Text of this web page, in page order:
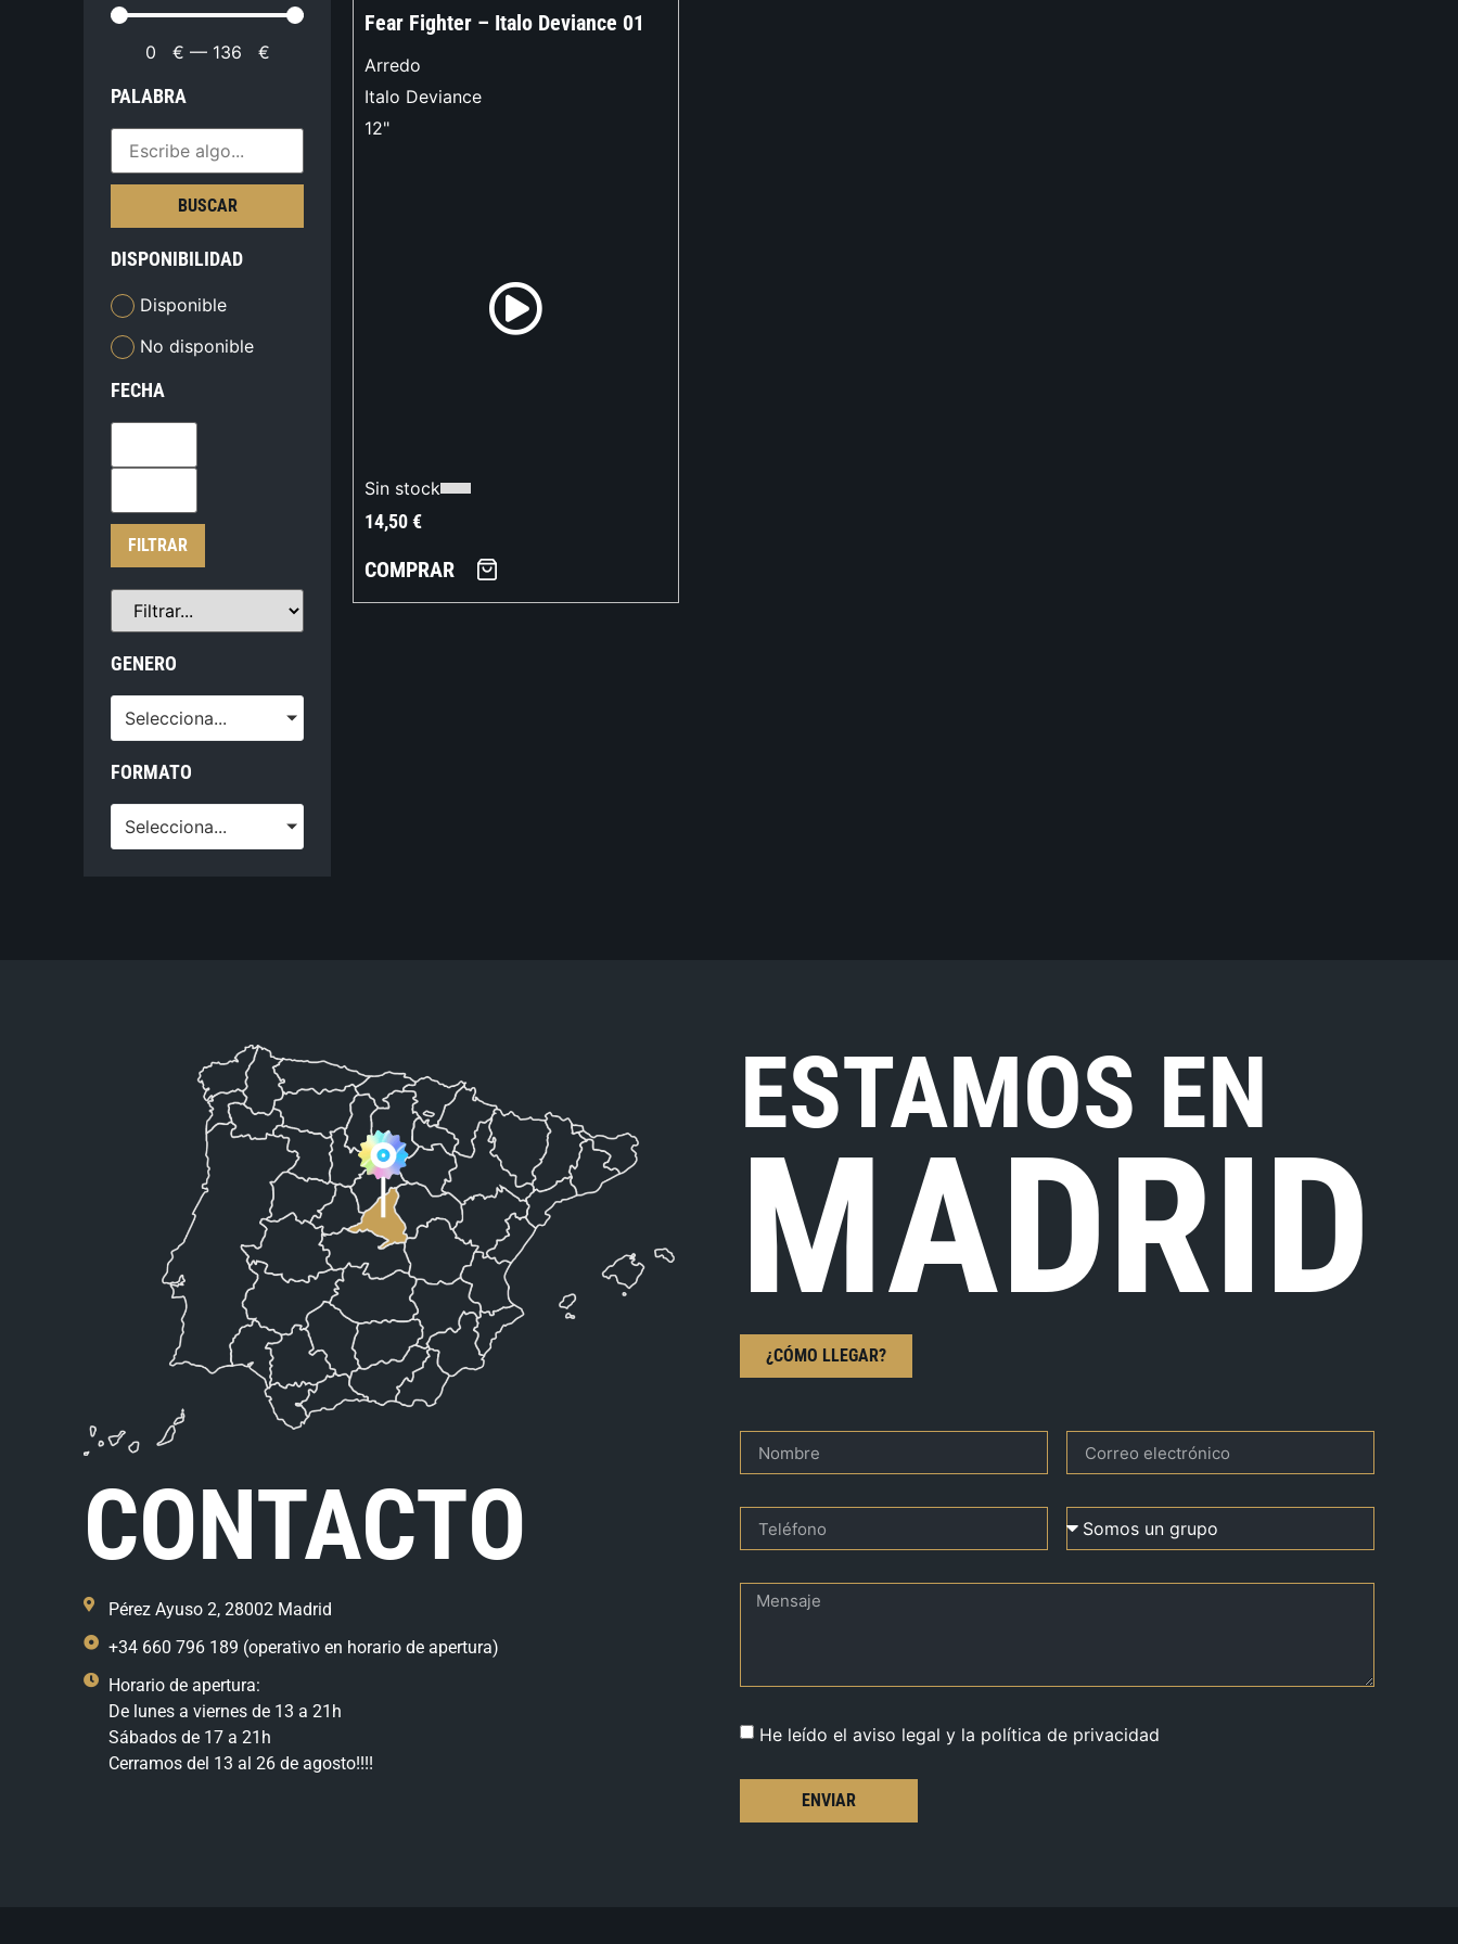
0 € — 136 €
PALABRA
BUSCAR
DISPONIBILIDAD
Disponible
No disponible
FECHA
FILTRAR
GENERO
Selecciona...
FORMATO
Selecciona...
Fear Fighter – Italo Deviance 01
Arredo
Italo Deviance
12"
Sin stock
14,50€
COMPRAR
CONTACTO
Pérez Ayuso 2, 28002 Madrid
+34 660 796 189 (operativo en horario de apertura)
Horario de apertura:
De lunes a viernes de 13 a 21h
Sábados de 17 a 21h
Cerramos del 13 al 26 de agosto!!!!
ESTAMOS EN
MADRID
¿CÓMO LLEGAR?
He leído el aviso legal y la política de privacidad
ENVIAR